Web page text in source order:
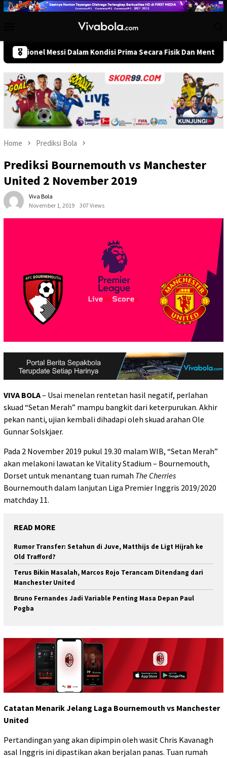
Skip
🎖️
Messi Dalam Kondisi Prima Secara Fisik Dan Mental Jelang
Home Prediksi Bola
Prediksi Bournemouth vs Manchester
United 2 November 2019
Viva Bola
November 1, 2019
307 Views
VIVA BOLA– Usai menelan rentetan hasil negatif, perlahan
skuad “Setan Merah” mampu bangkit dari keterpurukan. Akhir
pekan nanti, ujian kembali dihadapi oleh skuad arahan Ole
Gunnar Solskjaer.
Pada 2 November 2019 pukul 19.30 malam WIB, “Setan Merah”
akan melakoni lawatan ke Vitality Stadium – Bournemouth,
Dorset untuk menantang tuan rumah The Cherries
Bournemouth dalam lanjutan Liga Premier Inggris 2019/2020
matchday 11.
READ MORE
Rumor Transfer: Setahun di Juve, Matthijs de Ligt Hijrah ke
Old Trafford?
Terus Bikin Masalah, Marcos Rojo Terancam Ditendang dari
Manchester United
Bruno Fernandes Jadi Variable Penting Masa Depan Paul
Pogba
Catatan Menarik Jelang Laga Bournemouth vs Manchester
United
Pertandingan yang akan dipimpin oleh wasit Chris Kavanagh
asal Inggris ini dipastikan akan berjalan panas. Tuan rumah